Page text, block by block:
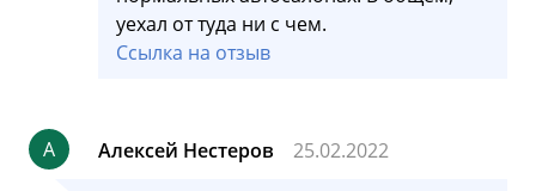
уехал от туда ни с чем.
Ссылка на отзыв
А Алексей Нестеров 25.02.2022